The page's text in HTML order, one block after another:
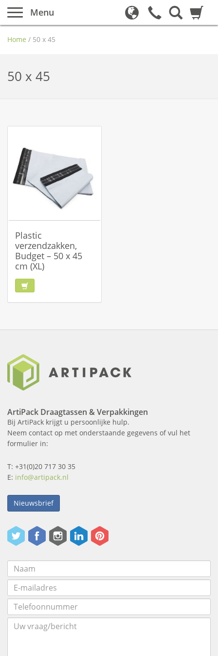
Menu
Home / 50 x 45
50 x 45
Plastic
verzendzakken,
Budget – 50 x 45
cm (XL)
ArtiPack Draagtassen & Verpakkingen
Bij ArtiPack krijgt u persoonlijke hulp.
Neem contact op met onderstaande gegevens of vul het
formulier in:
T: +31(0)20 717 30 35
E: info@artipack.nl
Nieuwsbrief